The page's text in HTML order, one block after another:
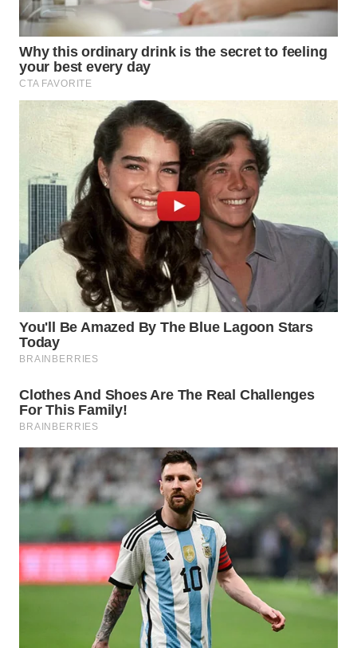
WN
SEMARANG
WN
SOLO
WN
BOROBUDUR
WN
MADURA
WN
SURABAYA
WN
NATUNA
WN
WN
WN
LIKUPANG
WN
LABUANBAJO